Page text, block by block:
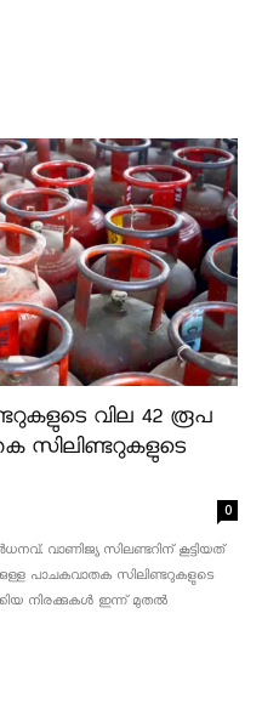
വില 42 രൂപ
സിലിണ്ടറുകളുടെ
0
വാണിജ്യ സിലണ്ടറിന് കൂട്ടിയത്
പാചകവാതക സിലിണ്ടറുകളുടെ
നിരക്കുകൾ ഇന്ന് മുതൽ